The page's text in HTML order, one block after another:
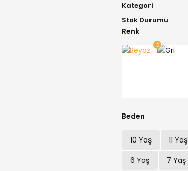
Kategori
Stok Durumu
Renk
Beden
10 Yaş 11 Yaş
6 Yaş
7 Yaş